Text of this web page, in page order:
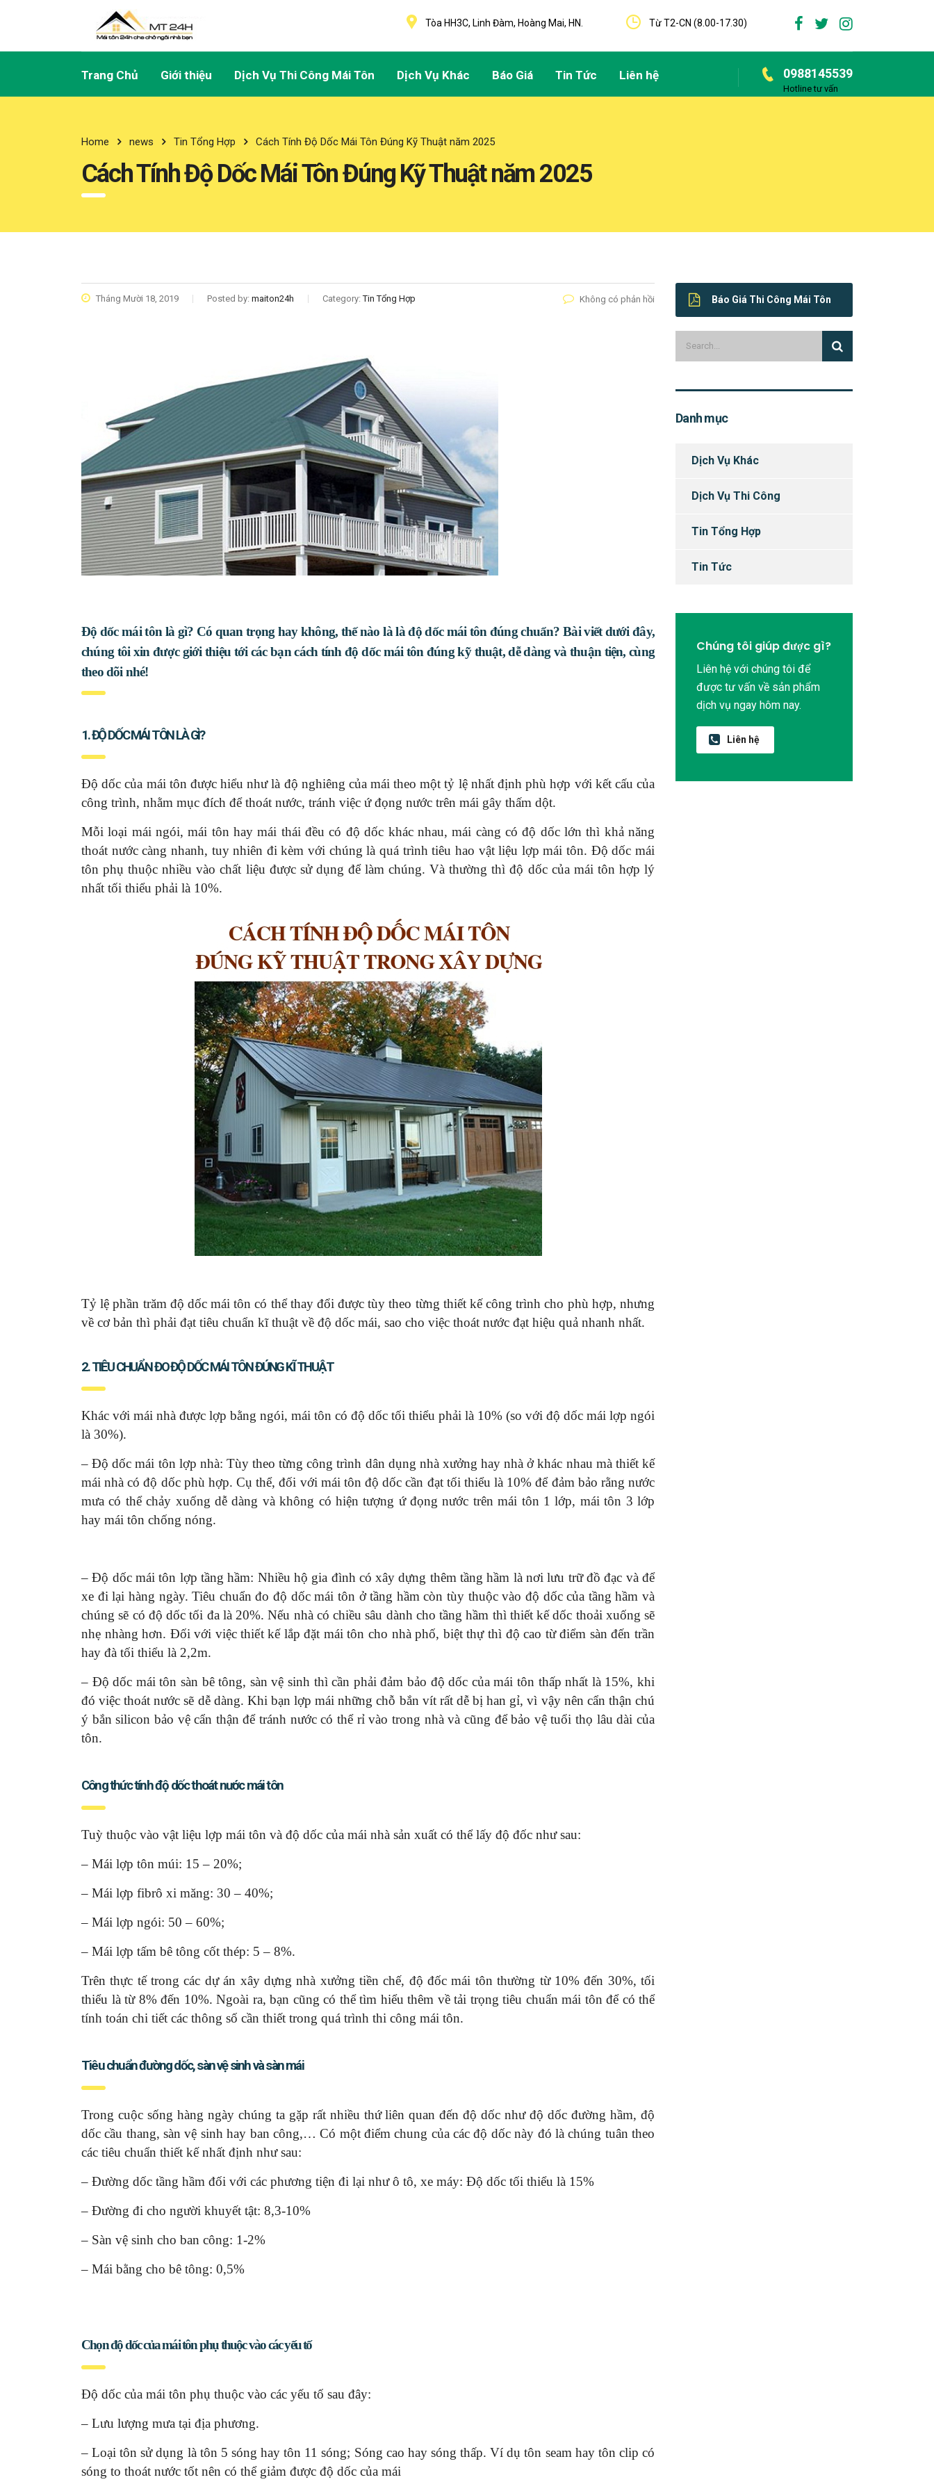
Từ T2-CN (8.00-17.30)
Tòa HH3C, Linh Đàm, Hoàng Mai, HN.
Trang Chủ Giới thiệu Dịch Vụ Thi Công Mái Tôn Dịch Vụ Khác Báo Giá Tin Tức Liên hệ 0988145539
Hotline tư vấn
Home news Tin Tổng Hợp Cách Tính Độ Dốc Mái Tôn Đúng Kỹ Thuật năm 2025
Cách Tính Độ Dốc Mái Tôn Đúng Kỹ Thuật năm 2025
Tháng Mười 18, 2019 Posted by: maiton24h Category:Tin Tổng Hợp Không có phản hồi
Độ dốc mái tôn là gì? Có quan trọng hay không, thế nào là là độ dốc mái tôn đúng chuẩn? Bài viết dưới đây,
chúng tôi xin được giới thiệu tới các bạn cách tính độ dốc mái tôn đúng kỹ thuật, dễ dàng và thuận tiện, cùng
theo dõi nhé!
1. ĐỘ DỐC MÁI TÔN LÀ GÌ?
Độ dốc của mái tôn được hiểu như là độ nghiêng của mái theo một tỷ lệ nhất định phù hợp với kết cấu của
công trình, nhằm mục đích để thoát nước, tránh việc ứ đọng nước trên mái gây thấm dột.
Mỗi loại mái ngói, mái tôn hay mái thái đều có độ dốc khác nhau, mái càng có độ dốc lớn thì khả năng
thoát nước càng nhanh, tuy nhiên đi kèm với chúng là quá trình tiêu hao vật liệu lợp mái tôn. Độ dốc mái
tôn phụ thuộc nhiều vào chất liệu được sử dụng để làm chúng. Và thường thì độ dốc của mái tôn hợp lý
nhất tối thiểu phải là 10%.
Tỷ lệ phần trăm độ dốc mái tôn có thể thay đổi được tùy theo từng thiết kế công trình cho phù hợp, nhưng
về cơ bản thì phải đạt tiêu chuẩn kĩ thuật về độ dốc mái, sao cho việc thoát nước đạt hiệu quả nhanh nhất.
2. TIÊU CHUẨN ĐO ĐỘ DỐC MÁI TÔN ĐÚNG KĨ THUẬT
Khác với mái nhà được lợp bằng ngói, mái tôn có độ dốc tối thiểu phải là 10% (so với độ dốc mái lợp ngói
là 30%).
– Độ dốc mái tôn lợp nhà: Tùy theo từng công trình dân dụng nhà xưởng hay nhà ở khác nhau mà thiết kế
mái nhà có độ dốc phù hợp. Cụ thể, đối với mái tôn độ dốc cần đạt tối thiểu là 10% để đảm bảo rằng nước
mưa có thể chảy xuống dễ dàng và không có hiện tượng ứ đọng nước trên mái tôn 1 lớp, mái tôn 3 lớp
hay mái tôn chống nóng.
– Độ dốc mái tôn lợp tầng hầm: Nhiều hộ gia đình có xây dựng thêm tầng hầm là nơi lưu trữ đồ đạc và để
xe đi lại hàng ngày. Tiêu chuẩn đo độ dốc mái tôn ở tầng hầm còn tùy thuộc vào độ dốc của tầng hầm và
chúng sẽ có độ dốc tối đa là 20%. Nếu nhà có chiều sâu dành cho tầng hầm thì thiết kế dốc thoải xuống sẽ
nhẹ nhàng hơn. Đối với việc thiết kế lắp đặt mái tôn cho nhà phố, biệt thự thì độ cao từ điểm sàn đến trần
hay đà tối thiểu là 2,2m.
– Độ dốc mái tôn sàn bê tông, sàn vệ sinh thì cần phải đảm bảo độ dốc của mái tôn thấp nhất là 15%, khi
đó việc thoát nước sẽ dễ dàng. Khi bạn lợp mái những chỗ bắn vít rất dễ bị han gỉ, vì vậy nên cẩn thận chú
ý bắn silicon bảo vệ cẩn thận để tránh nước có thể rỉ vào trong nhà và cũng để bảo vệ tuổi thọ lâu dài của
tôn.
Công thức tính độ dốc thoát nước mái tôn
Tuỳ thuộc vào vật liệu lợp mái tôn và độ dốc của mái nhà sản xuất có thể lấy độ đốc như sau:
– Mái lợp tôn múi: 15 – 20%;
– Mái lợp fibrô xi măng: 30 – 40%;
– Mái lợp ngói: 50 – 60%;
– Mái lợp tấm bê tông cốt thép: 5 – 8%.
Trên thực tế trong các dự án xây dựng nhà xưởng tiền chế, độ đốc mái tôn thường từ 10% đến 30%, tối
thiểu là từ 8% đến 10%. Ngoài ra, bạn cũng có thể tìm hiểu thêm về tải trọng tiêu chuẩn mái tôn để có thể
tính toán chi tiết các thông số cần thiết trong quá trình thi công mái tôn.
Tiêu chuẩn đường dốc, sàn vệ sinh và sàn mái
Trong cuộc sống hàng ngày chúng ta gặp rất nhiều thứ liên quan đến độ dốc như độ dốc đường hầm, độ
dốc cầu thang, sàn vệ sinh hay ban công,… Có một điểm chung của các độ dốc này đó là chúng tuân theo
các tiêu chuẩn thiết kế nhất định như sau:
– Đường dốc tầng hầm đối với các phương tiện đi lại như ô tô, xe máy: Độ dốc tối thiểu là 15%
– Đường đi cho người khuyết tật: 8,3-10%
– Sàn vệ sinh cho ban công: 1-2%
– Mái bằng cho bê tông: 0,5%
Chọn độ dốc của mái tôn phụ thuộc vào các yếu tố
Độ dốc của mái tôn phụ thuộc vào các yếu tố sau đây:
– Lưu lượng mưa tại địa phương.
– Loại tôn sử dụng là tôn 5 sóng hay tôn 11 sóng; Sóng cao hay sóng thấp. Ví dụ tôn seam hay tôn clip có
sóng to thoát nước tốt nên có thể giảm được độ dốc của mái
Báo Giá Thi Công Mái Tôn
Danh mục
Dịch Vụ Khác
Dịch Vụ Thi Công
Tin Tổng Hợp
Tin Tức
Chúng tôi giúp được gì?
Liên hệ với chúng tôi để
được tư vấn về sản phẩm
dịch vụ ngay hôm nay.
Liên hệ